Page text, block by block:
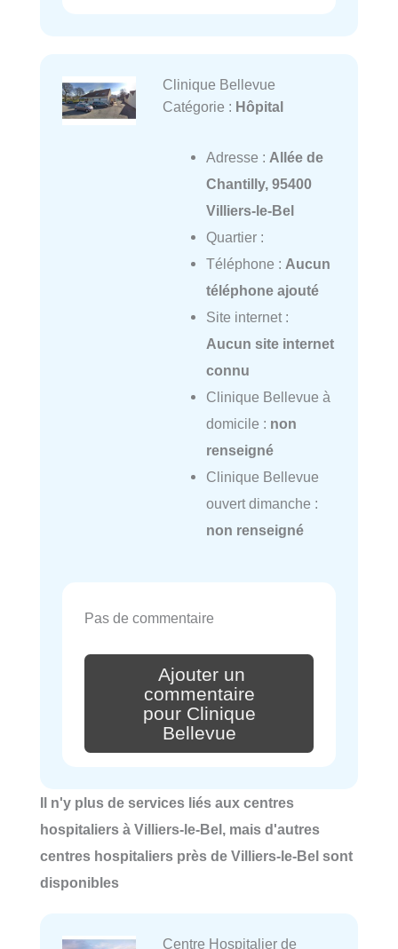
Clinique Bellevue
Catégorie : Hôpital
Adresse : Allée de
Chantilly, 95400
Villiers-le-Bel
Quartier :
Téléphone : Aucun
téléphone ajouté
Site internet :
Aucun site internet
connu
Clinique Bellevue à
domicile : non
renseigné
Clinique Bellevue
ouvert dimanche :
non renseigné
Pas de commentaire
Ajouter un
commentaire
pour Clinique
Bellevue
Il n'y plus de services liés aux centres
hospitaliers à Villiers-le-Bel, mais d'autres
centres hospitaliers près de Villiers-le-Bel sont
disponibles
Centre Hospitalier de